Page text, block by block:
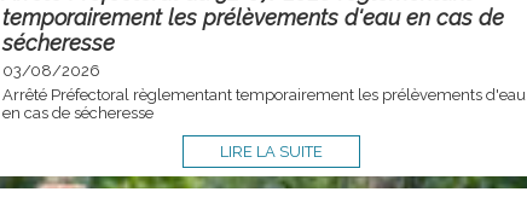
temporairement les prélèvements d'eau en cas de
sécheresse
03/08/2026
Arrêté Préfectoral règlementant temporairement les prélèvements d'eau
en cas de sécheresse
LIRE LA SUITE